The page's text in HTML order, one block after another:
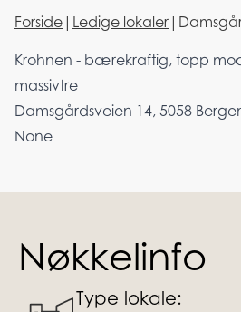
Forside | Ledige lokaler |
Krohnen - bærekraftig, topp
massivtre
Damsgårdsveien 14, 5058
None
Nøkkelinfo
Type lokale: